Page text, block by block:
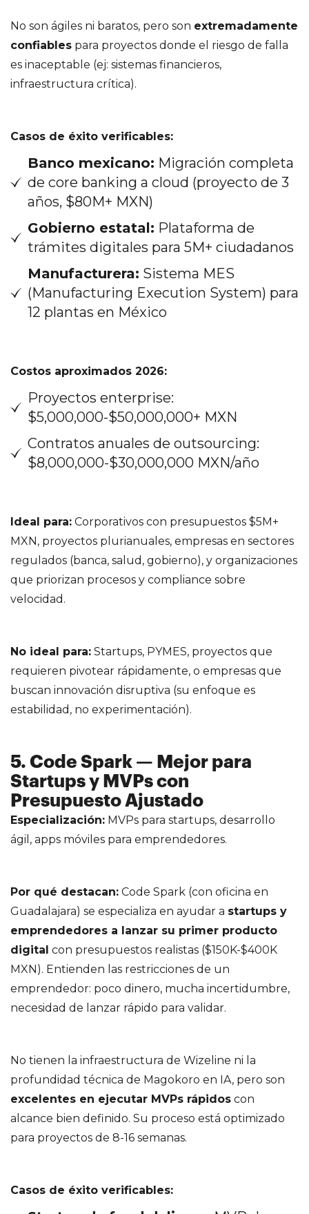
No son ágiles ni baratos, pero son extremadamente
confiables para proyectos donde el riesgo de falla
es inaceptable (ej: sistemas financieros,
infraestructura crítica).
Casos de éxito verificables:
Banco mexicano: Migración completa
de core banking a cloud (proyecto de 3
años, $80M+ MXN)
Gobierno estatal: Plataforma de
trámites digitales para 5M+ ciudadanos
Manufacturera: Sistema MES
(Manufacturing Execution System) para
12 plantas en México
Costos aproximados 2026:
Proyectos enterprise:
$5,000,000-$50,000,000+ MXN
Contratos anuales de outsourcing:
$8,000,000-$30,000,000 MXN/año
Ideal para: Corporativos con presupuestos $5M+
MXN, proyectos plurianuales, empresas en sectores
regulados (banca, salud, gobierno), y organizaciones
que priorizan procesos y compliance sobre
velocidad.
No ideal para: Startups, PYMES, proyectos que
requieren pivotear rápidamente, o empresas que
buscan innovación disruptiva (su enfoque es
estabilidad, no experimentación).
5. Code Spark — Mejor para
Startups y MVPs con
Presupuesto Ajustado
Especialización: MVPs para startups, desarrollo
ágil, apps móviles para emprendedores.
Por qué destacan: Code Spark (con oficina en
Guadalajara) se especializa en ayudar a startups y
emprendedores a lanzar su primer producto
digital con presupuestos realistas ($150K-$400K
MXN). Entienden las restricciones de un
emprendedor: poco dinero, mucha incertidumbre,
necesidad de lanzar rápido para validar.
No tienen la infraestructura de Wizeline ni la
profundidad técnica de Magokoro en IA, pero son
excelentes en ejecutar MVPs rápidos con
alcance bien definido. Su proceso está optimizado
para proyectos de 8-16 semanas.
Casos de éxito verificables: